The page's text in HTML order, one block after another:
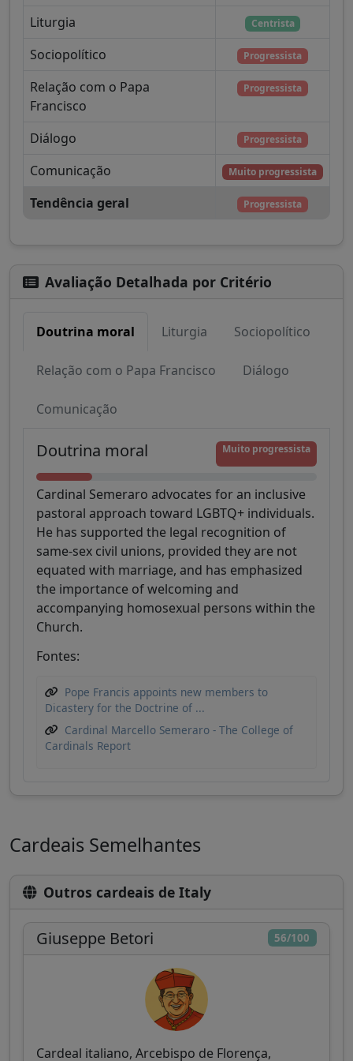
Liturgia Centrista
Sociopolítico Progressista
Relação com o Papa
Francisco
Progressista
Diálogo Progressista
Comunicação Muito progressista
Tendência geral Progressista
Avaliação Detalhada por Critério
Doutrina moral Liturgia Sociopolítico
Relação com o Papa Francisco Diálogo
Comunicação
Doutrina moral Muito progressista
Cardinal Semeraro advocates for an inclusive
pastoral approach toward LGBTQ+ individuals.
He has supported the legal recognition of
same-sex civil unions, provided they are not
equated with marriage, and has emphasized
the importance of welcoming and
accompanying homosexual persons within the
Church.
Fontes:
Pope Francis appoints new members to
Dicastery for the Doctrine of ...
Cardinal Marcello Semeraro - The College of
Cardinals Report
Cardeais Semelhantes
Outros cardeais de Italy
56/100
Giuseppe Betori
Cardeal italiano, Arcebispo de Florença,